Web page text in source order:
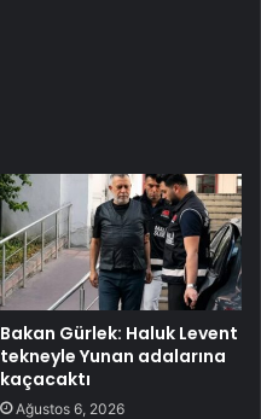
Bakan Gürlek: Haluk Levent
tekneyle Yunan adalarına
kaçacaktı
Ağustos 6, 2026